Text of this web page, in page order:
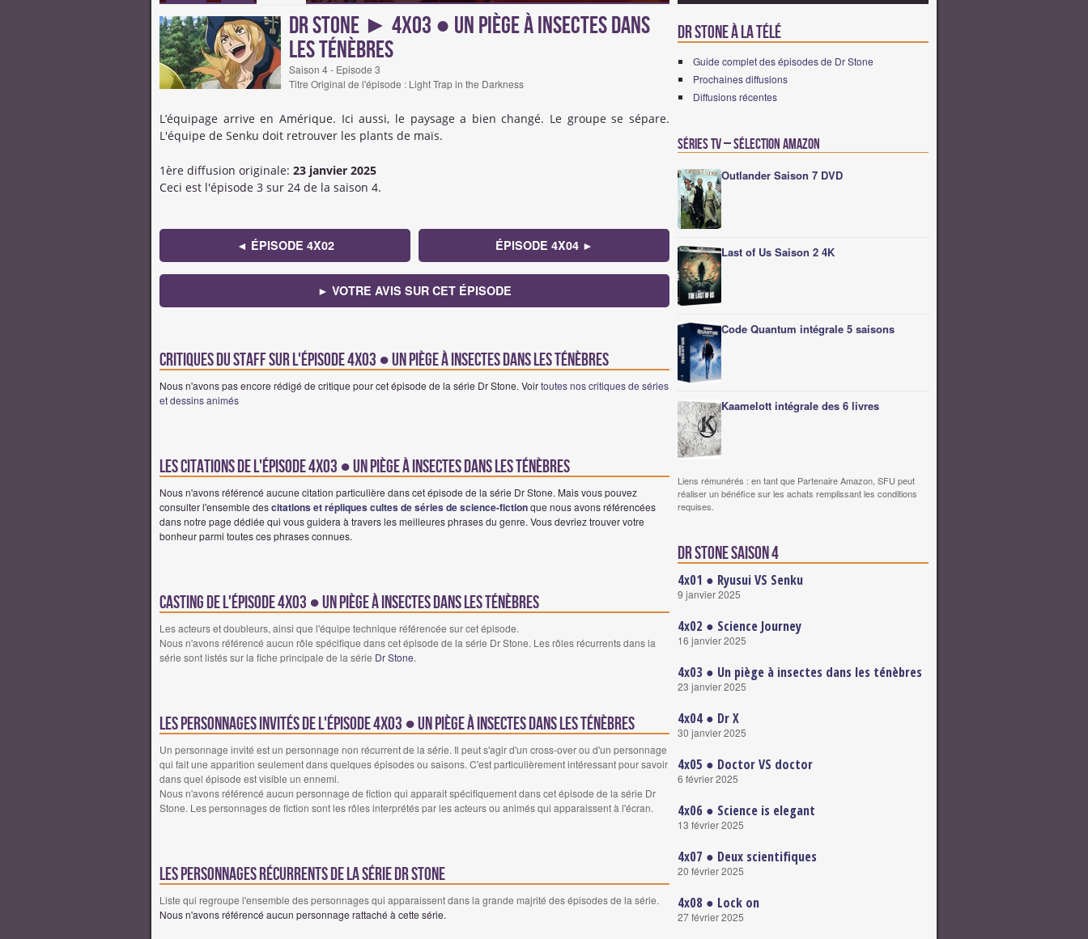
Dr Stone ► 4x03 ● Un piège à insectes dans
les ténèbres
Saison 4 - Episode 3
Titre Original de l'épisode : Light Trap in the Darkness
L’équipage arrive en Amérique. Ici aussi, le paysage a bien changé. Le groupe se sépare.
L'équipe de Senku doit retrouver les plants de maïs.
1ère diffusion originale: 23 janvier 2025
Ceci est l'épisode 3 sur 24 de la saison 4.
◄ ÉPISODE 4X02 ÉPISODE 4X04 ►
► VOTRE AVIS SUR CET ÉPISODE
Critiques du staff sur l'épisode 4x03 ● Un piège à insectes dans les ténèbres
Nous n'avons pas encore rédigé de critique pour cet épisode de la série Dr Stone. Voirtoutes nos critiques de séries
et dessins animés
Les citations de l'épisode 4x03 ● Un piège à insectes dans les ténèbres
Nous n'avons référencé aucune citation particulière dans cet épisode de la série Dr Stone. Mais vous pouvez
consulter l'ensemble descitations et répliques cultes de séries de science-fictionque nous avons référencées
dans notre page dédiée qui vous guidera à travers les meilleures phrases du genre. Vous devriez trouver votre
bonheur parmi toutes ces phrases connues.
Casting de l'épisode 4x03 ● Un piège à insectes dans les ténèbres
Les acteurs et doubleurs, ainsi que l'équipe technique référencée sur cet épisode.
Nous n'avons référencé aucun rôle spécifique dans cet épisode de la série Dr Stone. Les rôles récurrents dans la
série sont listés sur la fiche principale de la série Dr Stone.
Les personnages invités de l'épisode 4x03 ● Un piège à insectes dans les ténèbres
Un personnage invité est un personnage non récurrent de la série. Il peut s'agir d'un cross-over ou d'un personnage
qui fait une apparition seulement dans quelques épisodes ou saisons. C'est particulièrement intéressant pour savoir
dans quel épisode est visible un ennemi.
Nous n'avons référencé aucun personnage de fiction qui apparait spécifiquement dans cet épisode de la série Dr
Stone. Les personnages de fiction sont les rôles interprétés par les acteurs ou animés qui apparaissent à l'écran.
Les personnages récurrents de la série Dr Stone
Liste qui regroupe l'ensemble des personnages qui apparaissent dans la grande majrité des épisodes de la série.
Nous n'avons référencé aucun personnage rattaché à cette série.
Dr Stone à la télé
Guide complet des épisodes de Dr Stone
Prochaines diffusions
Diffusions récentes
Séries TV – Sélection Amazon
Outlander Saison 7 DVD
Last of Us Saison 2 4K
Code Quantum intégrale 5 saisons
Kaamelott intégrale des 6 livres
Liens rémunérés : en tant que Partenaire Amazon, SFU peut
réaliser un bénéfice sur les achats remplissant les conditions
requises.
Dr Stone saison 4
4x01 ● Ryusui VS Senku
9 janvier 2025
4x02 ● Science Journey
16 janvier 2025
4x03 ● Un piège à insectes dans les ténèbres
23 janvier 2025
4x04 ● Dr X
30 janvier 2025
4x05 ● Doctor VS doctor
6 février 2025
4x06 ● Science is elegant
13 février 2025
4x07 ● Deux scientifiques
20 février 2025
4x08 ● Lock on
27 février 2025